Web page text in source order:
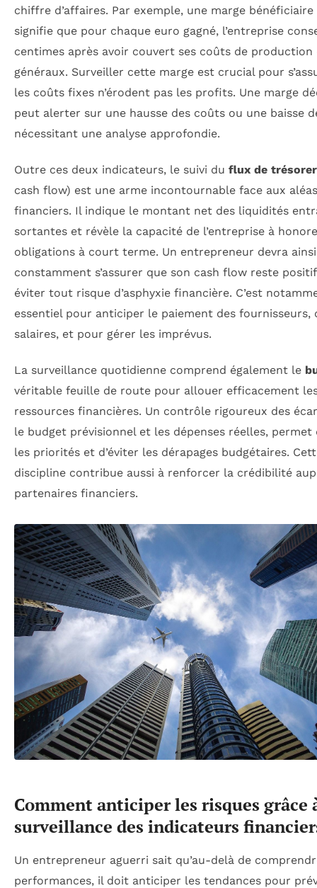
chiffre d’affaires. Par exemple, une marge bénéficiaire
signifie que pour chaque euro gagné, l’entreprise
centimes après avoir couvert ses coûts de production
généraux. Surveiller cette marge est crucial pour
les coûts fixes n’érodent pas les profits. Une marge
peut alerter sur une hausse des coûts ou une baisse
nécessitant une analyse approfondie.
Outre ces deux indicateurs, le suivi du flux de
cash flow) est une arme incontournable face aux aléas
financiers. Il indique le montant net des liquidités
sortantes et révèle la capacité de l’entreprise à
obligations à court terme. Un entrepreneur devra ainsi
constamment s’assurer que son cash flow reste
éviter tout risque d’asphyxie financière. C’est
essentiel pour anticiper le paiement des fournisseurs,
salaires, et pour gérer les imprévus.
La surveillance quotidienne comprend également le
véritable feuille de route pour allouer efficacement
ressources financières. Un contrôle rigoureux des
le budget prévisionnel et les dépenses réelles, permet
les priorités et d’éviter les dérapages budgétaires.
discipline contribue aussi à renforcer la crédibilité
partenaires financiers.
Comment anticiper les risques grâce
surveillance des indicateurs
Un entrepreneur aguerri sait qu’au-delà de
performances, il doit anticiper les tendances pour